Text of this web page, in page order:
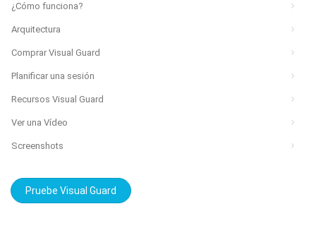
¿Cómo funciona?
Arquitectura
Comprar Visual Guard
Planificar una sesión
Recursos Visual Guard
Ver una Vídeo
Screenshots
Pruebe Visual Guard